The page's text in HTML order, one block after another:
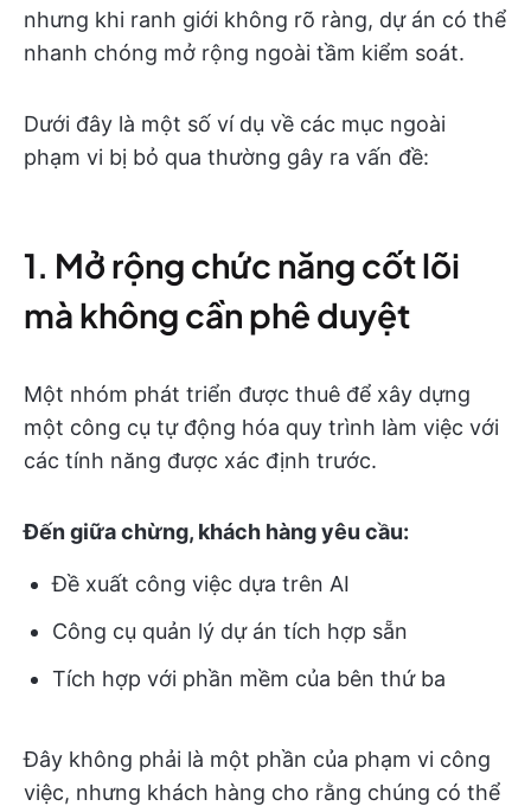
nhưng khi ranh giới không rõ ràng, dự án có thể
nhanh chóng mở rộng ngoài tầm kiểm soát.
Dưới đây là một số ví dụ về các mục ngoài
phạm vi bị bỏ qua thường gây ra vấn đề:
1. Mở rộng chức năng cốt lõi
mà không cần phê duyệt
Một nhóm phát triển được thuê để xây dựng
một công cụ tự động hóa quy trình làm việc với
các tính năng được xác định trước.
Đến giữa chừng, khách hàng yêu cầu:
Đề xuất công việc dựa trên AI
Công cụ quản lý dự án tích hợp sẵn
Tích hợp với phần mềm của bên thứ ba
Đây không phải là một phần của phạm vi công
việc, nhưng khách hàng cho rằng chúng có thể